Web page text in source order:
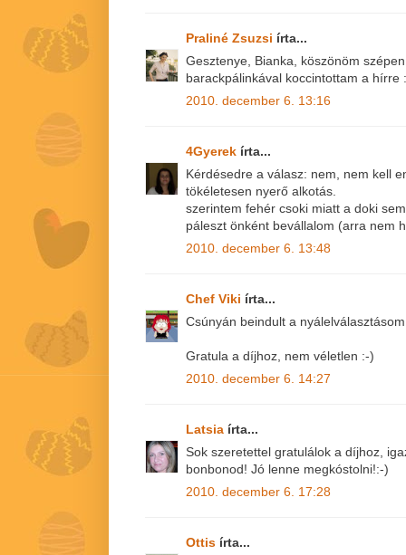
Praliné Zsuzsi írta...
Gesztenye, Bianka, köszönöm
barackpálinkával koccintottam a hírre
2010. december 6. 13:16
4Gyerek írta...
Kérdésedre a válasz: nem, nem kell
tökéletesen nyerő alkotás.
szerintem fehér csoki miatt a doki
páleszt önként bevállalom (arra nem
2010. december 6. 13:48
Chef Viki írta...
Csúnyán beindult a
Gratula a díjhoz, nem véletlen :-)
2010. december 6. 14:27
Latsia írta...
Sok szeretettel gratulálok a díjhoz,
bonbonod! Jó lenne megkóstolni!:-)
2010. december 6. 17:28
Ottis írta...